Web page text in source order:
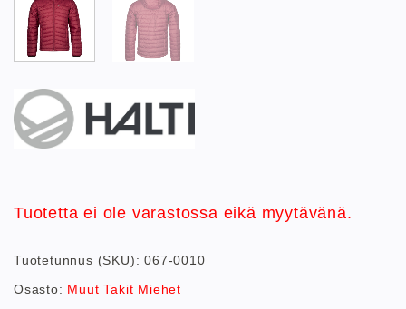
Tuotetta ei ole varastossa eikä myytävänä.
Tuotetunnus (SKU):067-0010
Osasto: Muut Takit Miehet